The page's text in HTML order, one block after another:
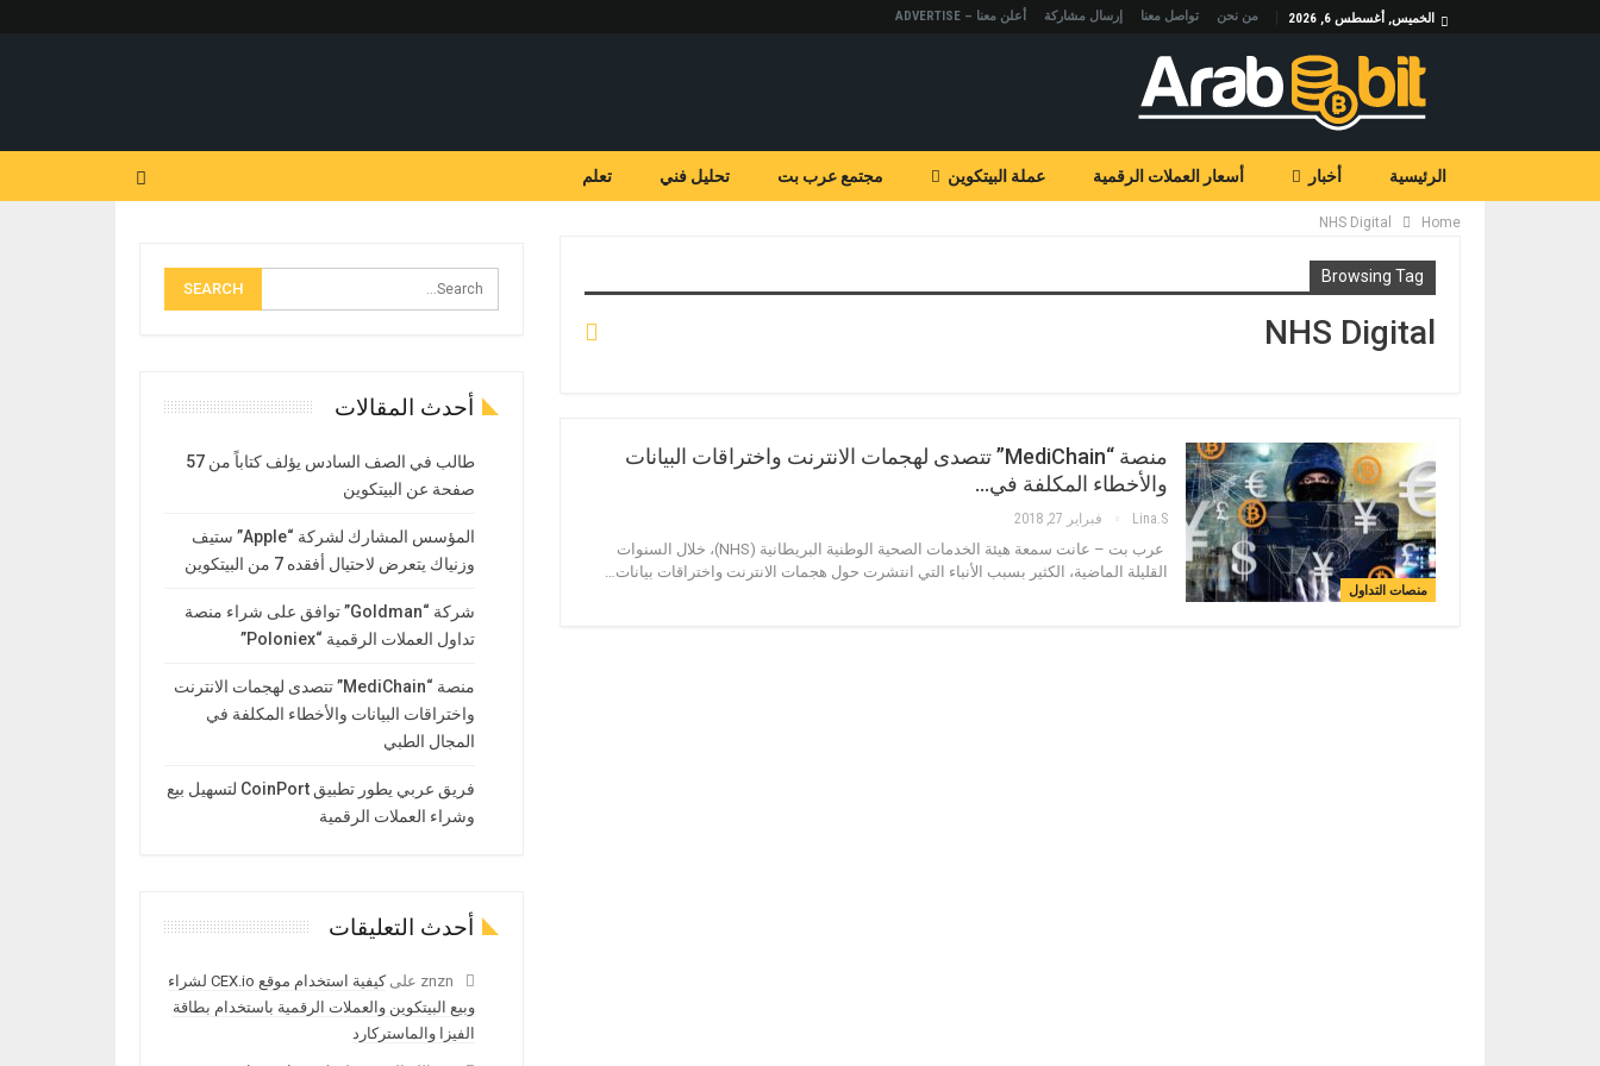
الخميس, أغسطس 6, 2026 من نحن تواصل معنا إرسال مشاركة أعلن معنا – ADVERTISE
الرئيسية أخبار أسعار العملات الرقمية عملة البيتكوين مجتمع عرب بت تحليل فني تعلم
Home
NHS Digital
Browsing Tag
NHS Digital
منصات التداول
منصة “MediChain” تتصدى لهجمات الانترنت واختراقات البيانات
والأخطاء المكلفة في…
Lina.s فبراير 27, 2018
عرب بت – عانت سمعة هيئة الخدمات الصحية الوطنية البريطانية (NHS)، خلال السنوات
القليلة الماضية، الكثير بسبب الأنباء التي انتشرت حول هجمات الانترنت واختراقات بيانات…
أحدث المقالات
طالب في الصف السادس يؤلف كتاباً من 57
صفحة عن البيتكوين
المؤسس المشارك لشركة “Apple” ستيف
وزنياك يتعرض لاحتيال أفقده 7 من البيتكوين
شركة “Goldman” توافق على شراء منصة
تداول العملات الرقمية “Poloniex”
منصة “MediChain” تتصدى لهجمات الانترنت
واختراقات البيانات والأخطاء المكلفة في
المجال الطبي
فريق عربي يطور تطبيق CoinPort لتسهيل بيع
وشراء العملات الرقمية
أحدث التعليقات
znzn على
كيفية استخدام موقع CEX.io لشراء
وبيع البيتكوين والعملات الرقمية باستخدام بطاقة
الفيزا والماستركارد